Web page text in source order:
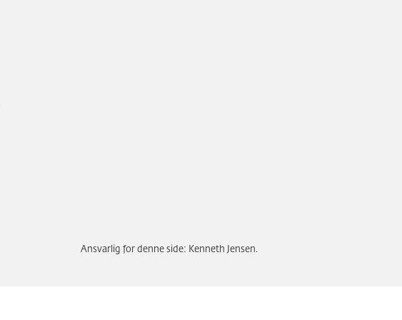
Ansvarlig for denne side: Kenneth Jensen.